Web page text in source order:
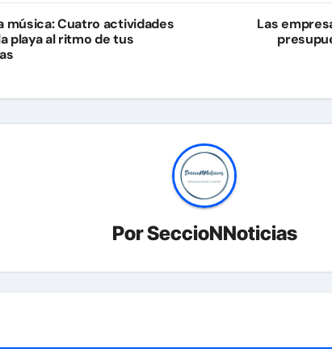
música: Cuatro actividades
playa al ritmo de tus
Las
PorSeccioNNoticias